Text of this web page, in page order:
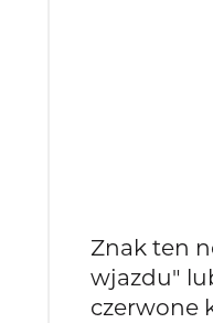
Znak ten
wjazdu"
czerwone